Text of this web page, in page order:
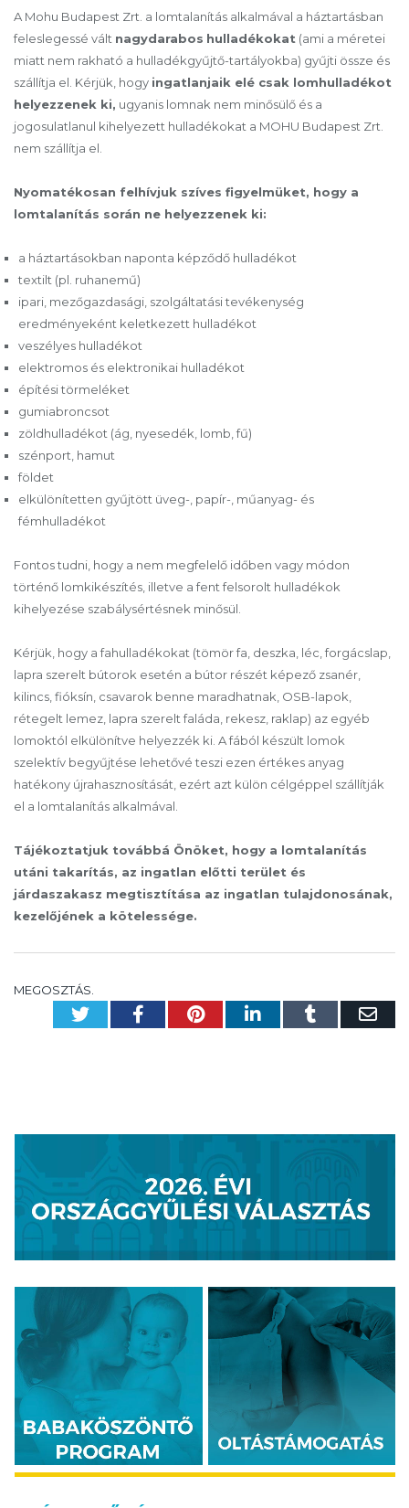
A Mohu Budapest Zrt. a lomtalanítás alkalmával a háztartásban
feleslegessé vált nagydarabos hulladékokat (ami a méretei
miatt nem rakható a hulladékgyűjtő-tartályokba) gyűjti össze és
szállítja el. Kérjük, hogy ingatlanjaik elé csak lomhulladékot
helyezzenek ki, ugyanis lomnak nem minősülő és a
jogosulatlanul kihelyezett hulladékokat a MOHU Budapest Zrt.
nem szállítja el.
Nyomatékosan felhívjuk szíves figyelmüket, hogy a
lomtalanítás során ne helyezzenek ki:
a háztartásokban naponta képződő hulladékot
textilt (pl. ruhanemű)
ipari, mezőgazdasági, szolgáltatási tevékenység
eredményeként keletkezett hulladékot
veszélyes hulladékot
elektromos és elektronikai hulladékot
építési törmeléket
gumiabroncsot
zöldhulladékot (ág, nyesedék, lomb, fű)
szénport, hamut
földet
elkülönítetten gyűjtött üveg-, papír-, műanyag- és
fémhulladékot
Fontos tudni, hogy a nem megfelelő időben vagy módon
történő lomkikészítés, illetve a fent felsorolt hulladékok
kihelyezése szabálysértésnek minősül.
Kérjük, hogy a fahulladékokat (tömör fa, deszka, léc, forgácslap,
lapra szerelt bútorok esetén a bútor részét képező zsanér,
kilincs, fióksín, csavarok benne maradhatnak, OSB-lapok,
rétegelt lemez, lapra szerelt faláda, rekesz, raklap) az egyéb
lomoktól elkülönítve helyezzék ki. A fából készült lomok
szelektív begyűjtése lehetővé teszi ezen értékes anyag
hatékony újrahasznosítását, ezért azt külön célgéppel szállítják
el a lomtalanítás alkalmával.
Tájékoztatjuk továbbá Önöket, hogy a lomtalanítás
utáni takarítás, az ingatlan előtti terület és
járdaszakasz megtisztítása az ingatlan tulajdonosának,
kezelőjének a kötelessége.
MEGOSZTÁS.
TwitterFacebookPinterest
LinkedIn
Tumblr